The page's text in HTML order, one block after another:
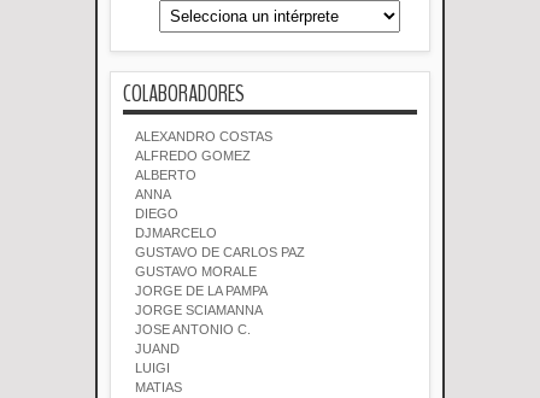
COLABORADORES
ALEXANDRO COSTAS
ALFREDO GOMEZ
ALBERTO
ANNA
DIEGO
DJMARCELO
GUSTAVO DE CARLOS PAZ
GUSTAVO MORALE
JORGE DE LA PAMPA
JORGE SCIAMANNA
JOSE ANTONIO C.
JUAND
LUIGI
MATIAS